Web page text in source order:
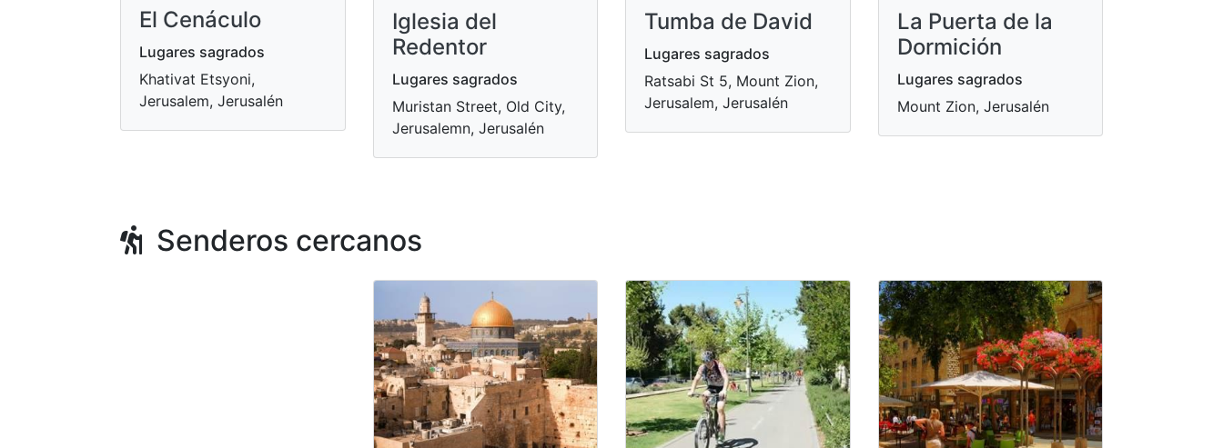
El Cenáculo
Lugares sagrados
Khativat Etsyoni,
Jerusalem, Jerusalén
Iglesia del
Redentor
Lugares sagrados
Muristan Street, Old City,
Jerusalemn, Jerusalén
Tumba de David
Lugares sagrados
Ratsabi St 5, Mount Zion,
Jerusalem, Jerusalén
La Puerta de la
Dormición
Lugares sagrados
Mount Zion, Jerusalén
Senderos cercanos